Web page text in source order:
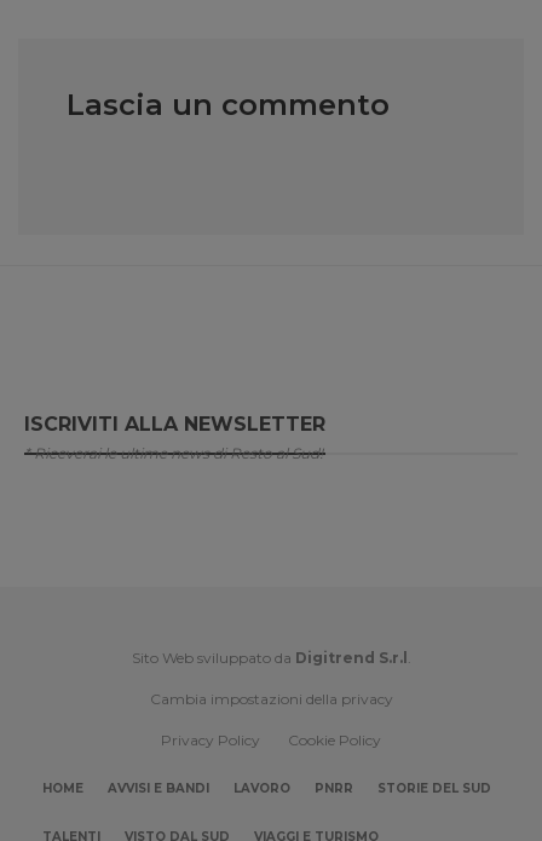
Lascia un commento
ISCRIVITI ALLA NEWSLETTER
* Riceverai le ultime news di Resto al Sud!
Sito Web sviluppato da Digitrend S.r.l .
Cambia impostazioni della privacy
Privacy Policy Cookie Policy
HOME AVVISI E BANDI LAVORO PNRR STORIE DEL SUD
TALENTI VISTO DAL SUD VIAGGI E TURISMO